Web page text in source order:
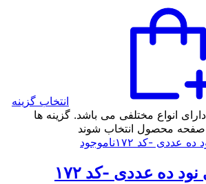
انتخاب گزینه
انواع مختلفی می باشد. گزینه ها
محصول انتخاب شوند
ناموجود
ده عددی -کد ۱۷۲